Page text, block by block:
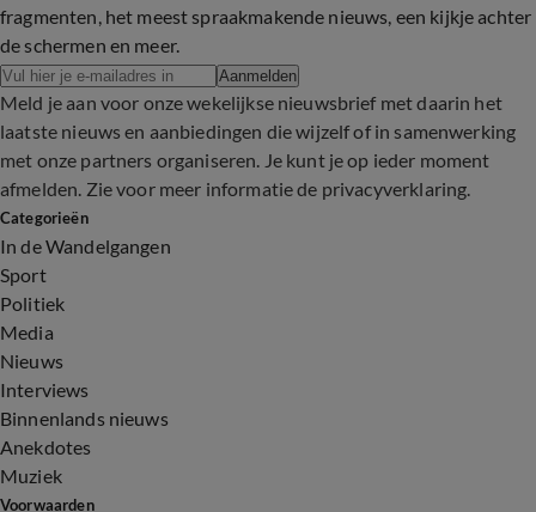
fragmenten, het meest spraakmakende nieuws, een kijkje achter
de schermen en meer.
Aanmelden
Meld je aan voor onze wekelijkse nieuwsbrief met daarin het
laatste nieuws en aanbiedingen die wijzelf of in samenwerking
met onze partners organiseren. Je kunt je op ieder moment
afmelden. Zie voor meer informatie de privacyverklaring.
Categorieën
In de Wandelgangen
Sport
Politiek
Media
Nieuws
Interviews
Binnenlands nieuws
Anekdotes
Muziek
Voorwaarden